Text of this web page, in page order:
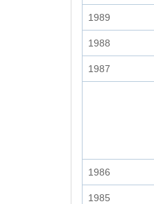
1989
1988
1987
1986
1985